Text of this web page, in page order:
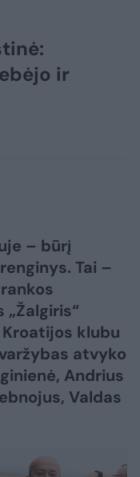
ir
– būrį
Tai –
klubu
atvyko
Andrius
Valdas